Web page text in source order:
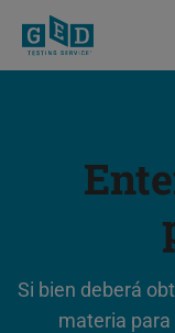
Si bien deberá
materia para